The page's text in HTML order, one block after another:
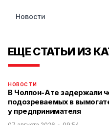
Новости
ЕЩЕ СТАТЬИ ИЗ
НОВОСТИ
В Чолпон-Ате задержали
подозреваемых в
у предпринимателя